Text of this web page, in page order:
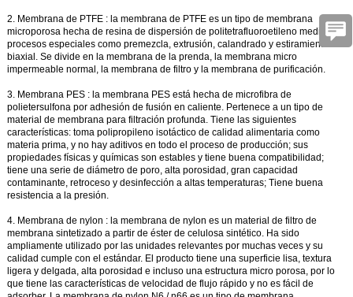
2. Membrana de PTFE: la membrana de PTFEes un tipo de membrana
microporosa hecha de resina de dispersión de politetrafluoroetileno mediante
procesos especiales como premezcla, extrusión, calandrado y estiramiento
biaxial. Se divide en la membrana de la prenda, la membrana micro
impermeable normal, la membrana de filtro y la membrana de purificación.
3. Membrana PES: la membrana PESestá hecha de microfibra de
polietersulfona por adhesión de fusión en caliente. Pertenece a un tipo de
material de membrana para filtración profunda. Tiene las siguientes
características: toma polipropileno isotáctico de calidad alimentaria como
materia prima, y no hay aditivos en todo el proceso de producción; sus
propiedades físicas y químicas son estables y tiene buena compatibilidad;
tiene una serie de diámetro de poro, alta porosidad, gran capacidad
contaminante, retroceso y desinfección a altas temperaturas; Tiene buena
resistencia a la presión.
4. Membrana de nylon : la membrana de nylon es un material de filtro de
membrana sintetizado a partir de éster de celulosa sintético. Ha sido
ampliamente utilizado por las unidades relevantes por muchas veces y su
calidad cumple con el estándar. El producto tiene una superficie lisa, textura
ligera y delgada, alta porosidad e incluso una estructura micro porosa, por lo
que tiene las características de velocidad de flujo rápido y no es fácil de